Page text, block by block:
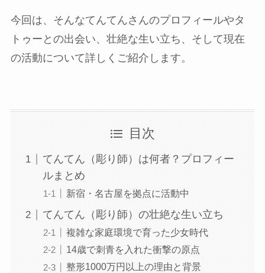
今回は、そんなてんてんさんのプロフィールやタ
トゥーとの出会い、壮絶な生い立ち、そして現在
の活動について詳しくご紹介します。
目次
てんてん（彫り師）は何者？プロフィー
ルまとめ
新宿・名古屋を拠点に活動中
てんてん（彫り師）の壮絶な生い立ち
複雑な家庭環境で育った少女時代
14歳で刺青を入れた衝撃の原点
整形1000万円以上の理由と背景